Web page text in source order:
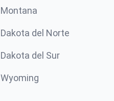
Montana
Dakota del Norte
Dakota del Sur
Wyoming